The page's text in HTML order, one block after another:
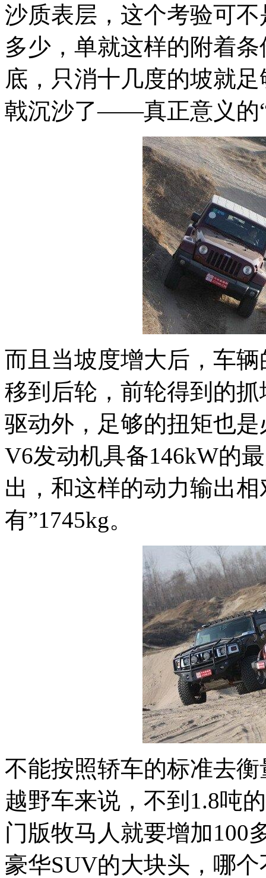
沙质表层，这个考验可
多少，单就这样的附着
底，只消十几度的坡就
戟沉沙了——真正意义的
而且当坡度增大后，车
移到后轮，前轮得到的
驱动外，足够的扭矩也
V6发动机具备146kW的
出，和这样的动力输出
有”1745kg。
不能按照轿车的标准去
越野车来说，不到1.8吨
门版牧马人就要增加100
豪华SUV的大块头，哪